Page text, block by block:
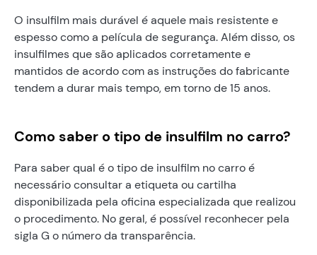
O insulfilm mais durável é aquele mais resistente e
espesso como a película de segurança. Além disso, os
insulfilmes que são aplicados corretamente e
mantidos de acordo com as instruções do fabricante
tendem a durar mais tempo, em torno de 15 anos.
Como saber o tipo de insulfilm no carro?
Para saber qual é o tipo de insulfilm no carro é
necessário consultar a etiqueta ou cartilha
disponibilizada pela oficina especializada que realizou
o procedimento. No geral, é possível reconhecer pela
sigla G o número da transparência.